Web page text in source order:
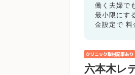
働く夫婦で
最小限にす
金設定で 料
六本木レ